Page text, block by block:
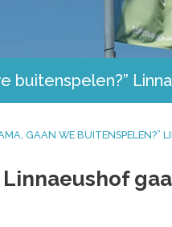
buitenspelen?”
GAAN WE BUITENSPELEN?”